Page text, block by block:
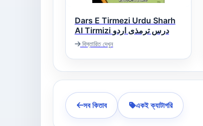
Dars E Tirmezi Urdu Sharh
Al Tirmizi درس ترمذی اردو
বিস্তারিত দেখুন
সব কিতাব একই ক্যাটাগরি